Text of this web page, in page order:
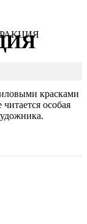
красками
особая